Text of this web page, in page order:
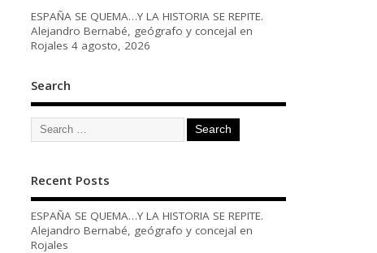
ESPAÑA SE QUEMA…Y LA HISTORIA SE REPITE.
Alejandro Bernabé, geógrafo y concejal en
Rojales 4 agosto, 2026
Search
Recent Posts
ESPAÑA SE QUEMA…Y LA HISTORIA SE REPITE.
Alejandro Bernabé, geógrafo y concejal en
Rojales